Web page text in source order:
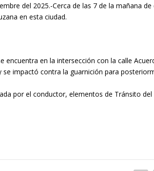
del 2025.-Cerca de las 7 de la mañana
en esta ciudad.
encuentra en la intersección con la calle
se impactó contra la guarnición para
por el conductor, elementos de Tránsito